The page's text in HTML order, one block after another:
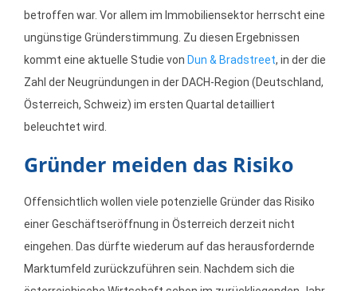
betroffen war. Vor allem im Immobiliensektor herrscht eine
ungünstige Gründerstimmung. Zu diesen Ergebnissen
kommt eine aktuelle Studie von Dun & Bradstreet, in der die
Zahl der Neugründungen in der DACH-Region (Deutschland,
Österreich, Schweiz) im ersten Quartal detailliert
beleuchtet wird.
Gründer meiden das Risiko
Offensichtlich wollen viele potenzielle Gründer das Risiko
einer Geschäftseröffnung in Österreich derzeit nicht
eingehen. Das dürfte wiederum auf das herausfordernde
Marktumfeld zurückzuführen sein. Nachdem sich die